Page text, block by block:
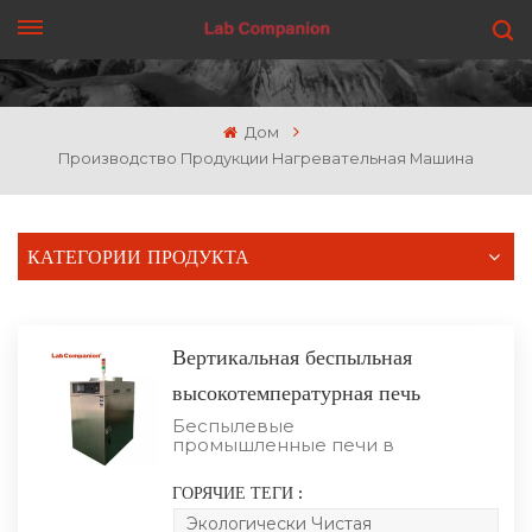
ПОЛУЧИТЬ ЦЕНУ
Дом
Производство Продукции Нагревательная Машина
КАТЕГОРИИ ПРОДУКТА
Вертикальная беспыльная
высокотемпературная печь
Беспылевые
промышленные печи в
предназначены для ТП,
ЖК-дисплеев и других
отраслей
ГОРЯЧИЕ ТЕГИ :
Экологически Чистая